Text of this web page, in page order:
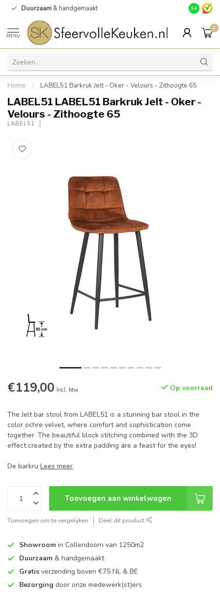
Duurzaam & handgemaakt Gratis
9.4
MENU
0
Home / LABEL51 Barkruk Jelt - Oker - Velours - Zithoogte 65
LABEL51 LABEL51 Barkruk Jelt - Oker -
Velours - Zithoogte 65
LABEL51
€119,00 Incl. btw Op voorraad
The Jelt bar stool from LABEL51 is a stunning bar stool in the
color ochre velvet, where comfort and sophistication come
together. The beautiful block stitching combined with the 3D
effect created by the extra padding are a feast for the eyes!
De barkru Lees meer.
Toevoegen aan winkelwagen
Toevoegen om te vergelijken Deel dit product
Showroom in Collendoorn van 1250m2
Duurzaam & handgemaakt
Gratis verzending boven €75 NL & BE
Bezorging door onze medewerk(st)ers